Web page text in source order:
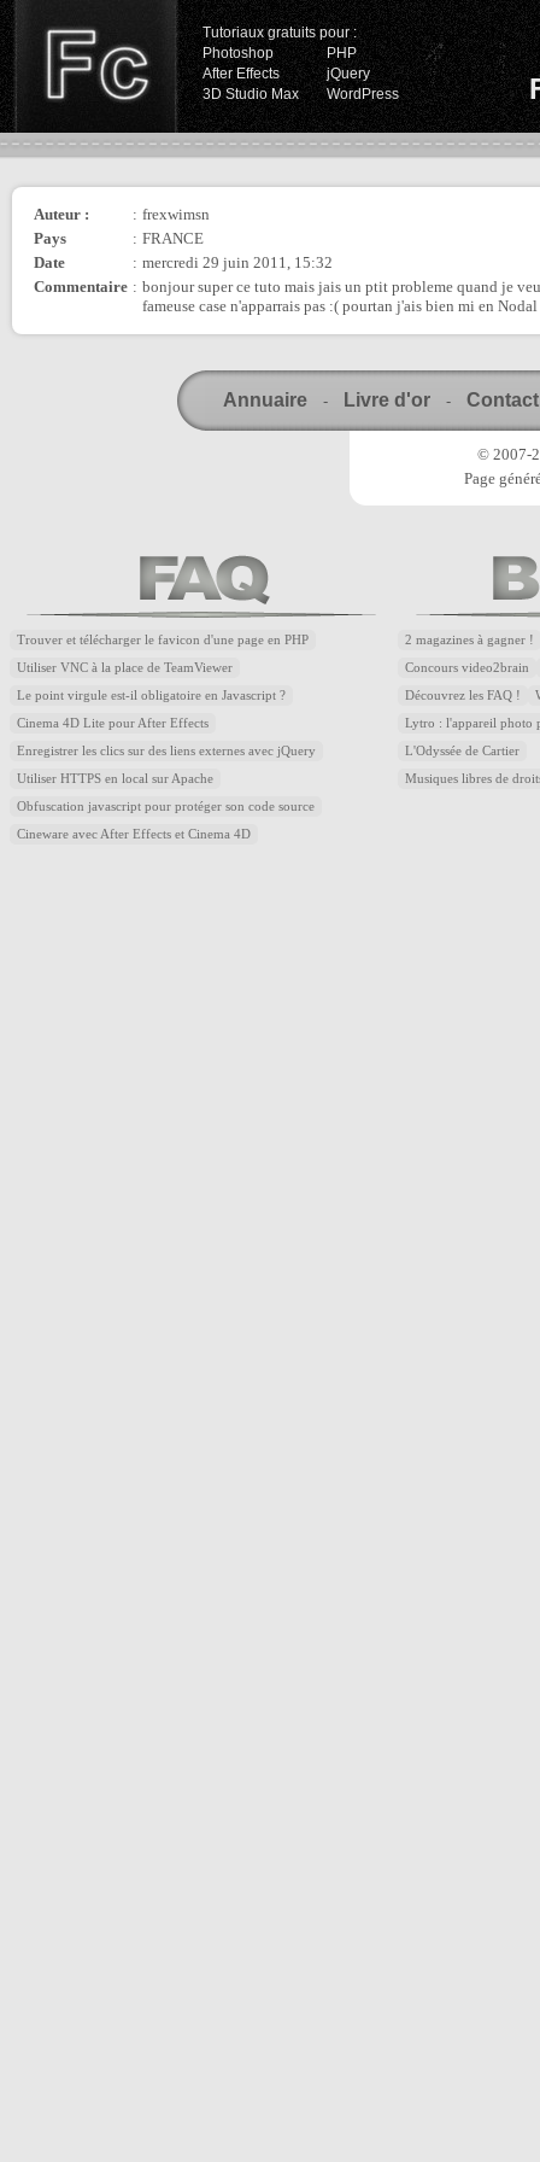
Tutoriaux gratuits pour :
Photoshop
PHP
After Effects
jQuery
3D Studio Max
WordPress
Auteur : : frexwimsn
Pays
: FRANCE
Date
: mercredi 29 juin 2011, 15:32
Commentaire : bonjour super ce tuto mais jais un ptit probleme quand je
fameuse case n'apparrais pas :( pourtan j'ais bien mi en
Annuaire - Livre d'or - Contact
© 2007-
Page
Trouver et télécharger le favicon d'une page en PHP
Utiliser VNC à la place de TeamViewer
Le point virgule est-il obligatoire en Javascript ?
Cinema 4D Lite pour After Effects
Enregistrer les clics sur des liens externes avec jQuery
Utiliser HTTPS en local sur Apache
Obfuscation javascript pour protéger son code source
Cineware avec After Effects et Cinema 4D
2 magazines à gagner !
Concours video2brain
Découvrez les FAQ !
Lytro : l'appareil photo
L'Odyssée de Cartier
Musiques libres de